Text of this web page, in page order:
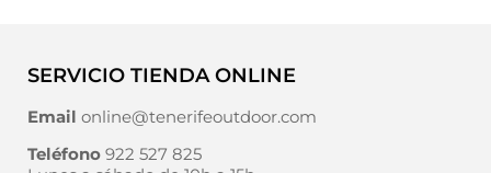
SERVICIO TIENDA ONLINE
Email online@tenerifeoutdoor.com
Teléfono 922 527 825